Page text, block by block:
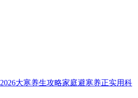
2026大寒养生攻略家庭避寒养正实用科